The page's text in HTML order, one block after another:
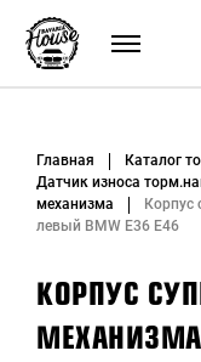
Главная Каталог
Датчик износа
механизма
Корпус
левый BMW E36 E46
КОРПУС